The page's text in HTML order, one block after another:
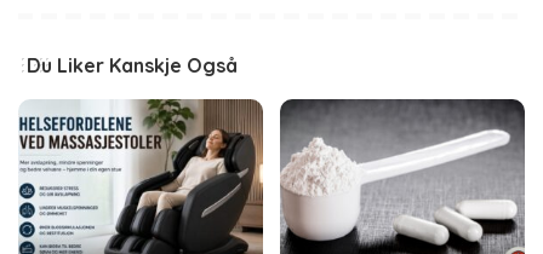
Du Liker Kanskje Også